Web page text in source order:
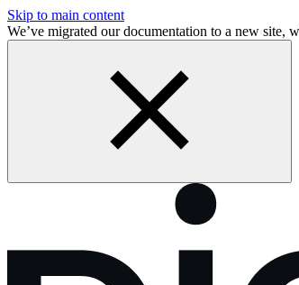
Skip to main content
We’ve migrated our documentation to a new site,